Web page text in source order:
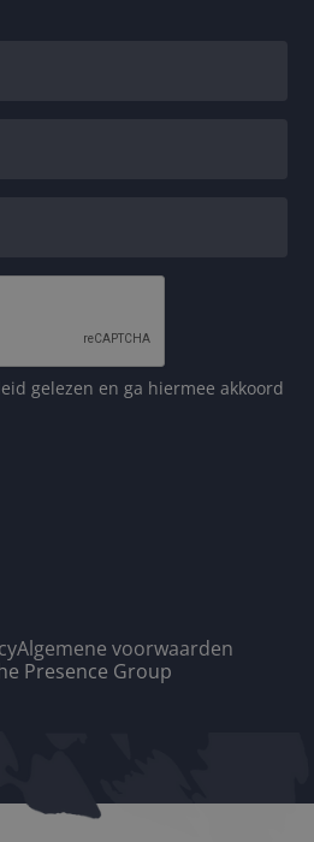
gelezen en ga hiermee akkoord
Algemene voorwaarden
Presence Group